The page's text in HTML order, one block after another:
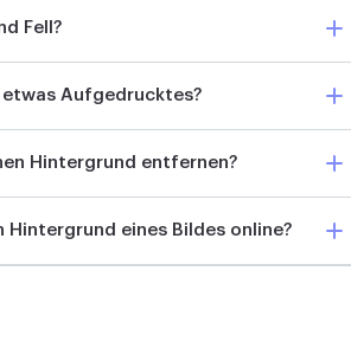
Fell?
Aufgedrucktes?
Hintergrund entfernen?
Hintergrund eines Bildes online?